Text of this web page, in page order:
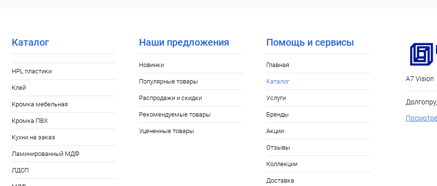
Каталог
HPL пластики
Клей
Кромка мебельная
Кромка ПВХ
Кухни на заказ
Ламинированный МДФ
ЛДСП
Наши предложения
Новинки
Популярные товары
Распродажи и скидки
Рекомендуемые товары
Уцененные товары
Помощь и сервисы
Главная
Каталог
Услуги
Бренды
Акции
Отзывы
Коллекции
Доставка
А7 Vision